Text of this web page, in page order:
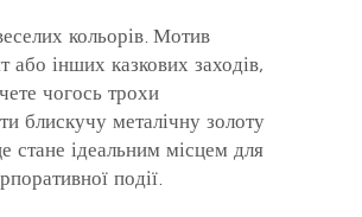
кольорів. Мотив
або інших казкових заходів,
чогось трохи
блискучу металічну золоту
стане ідеальним місцем для
події.